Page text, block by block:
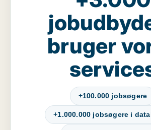
bruger
+100.000 jobsøgere
+1.000.000 jobsøgere i